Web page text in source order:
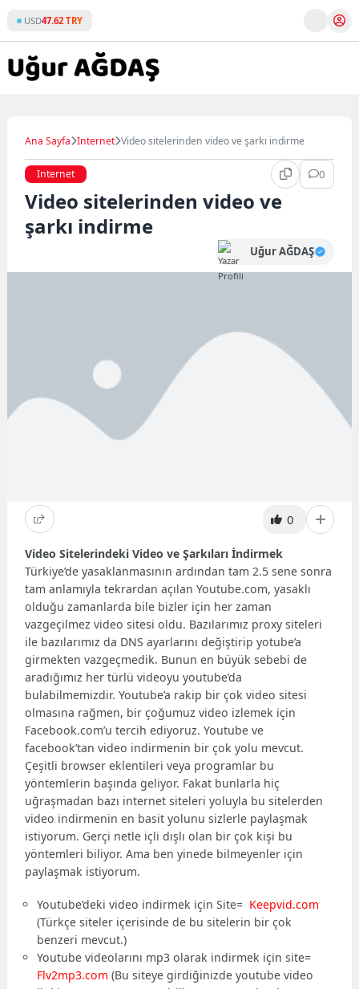
content
USD47.62 TRY
Ana Sayfa Internet Video sitelerinden video ve şarkı indirme
Internet 0
Video sitelerinden video ve
şarkı indirme
Uğur AĞDAŞ
0
Video Sitelerindeki Video ve Şarkıları İndirmek
Türkiye’de yasaklanmasının ardından tam 2.5 sene sonra
tam anlamıyla tekrardan açılan Youtube.com, yasaklı
olduğu zamanlarda bile bizler için her zaman
vazgeçilmez video sitesi oldu. Bazılarımız proxy siteleri
ile bazılarımız da DNS ayarlarını değiştirip yotube’a
girmekten vazgeçmedik. Bunun en büyük sebebi de
aradığımız her türlü videoyu youtube’da
bulabilmemizdir. Youtube’a rakip bir çok video sitesi
olmasına rağmen, bir çoğumuz video izlemek için
Facebook.com’u tercih ediyoruz. Youtube ve
facebook’tan video indirmenin bir çok yolu mevcut.
Çeşitli browser eklentileri veya programlar bu
yöntemlerin başında geliyor. Fakat bunlarla hiç
uğraşmadan bazı internet siteleri yoluyla bu sitelerden
video indirmenin en basit yolunu sizlerle paylaşmak
istiyorum. Gerçi netle içli dışlı olan bir çok kişi bu
yöntemleri biliyor. Ama ben yinede bilmeyenler için
paylaşmak istiyorum.
Youtube’deki video indirmek için Site= Keepvid.com
(Türkçe siteler içerisinde de bu sitelerin bir çok
benzeri mevcut.)
Youtube videolarını mp3 olarak indirmek için site=
Flv2mp3.com (Bu siteye girdiğinizde youtube video